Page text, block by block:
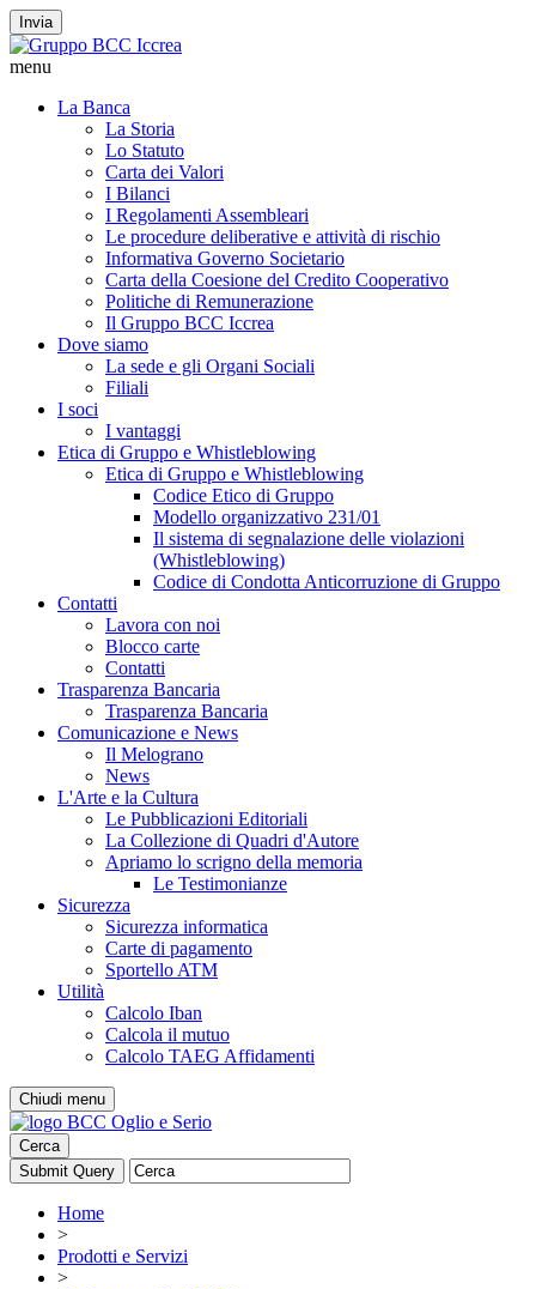
Invia
menu
La Banca
La Storia
Lo Statuto
Carta dei Valori
I Bilanci
I Regolamenti Assembleari
Le procedure deliberative e attività di rischio
Informativa Governo Societario
Carta della Coesione del Credito Cooperativo
Politiche di Remunerazione
Il Gruppo BCC Iccrea
Dove siamo
La sede e gli Organi Sociali
Filiali
I soci
I vantaggi
Etica di Gruppo e Whistleblowing
Etica di Gruppo e Whistleblowing
Codice Etico di Gruppo
Modello organizzativo 231/01
Il sistema di segnalazione delle violazioni
(Whistleblowing)
Codice di Condotta Anticorruzione di Gruppo
Contatti
Lavora con noi
Blocco carte
Contatti
Trasparenza Bancaria
Trasparenza Bancaria
Comunicazione e News
Il Melograno
News
L'Arte e la Cultura
Le Pubblicazioni Editoriali
La Collezione di Quadri d'Autore
Apriamo lo scrigno della memoria
Le Testimonianze
Sicurezza
Sicurezza informatica
Carte di pagamento
Sportello ATM
Utilità
Calcolo Iban
Calcola il mutuo
Calcolo TAEG Affidamenti
Chiudi menu
Cerca
Home
>
Prodotti e Servizi
>